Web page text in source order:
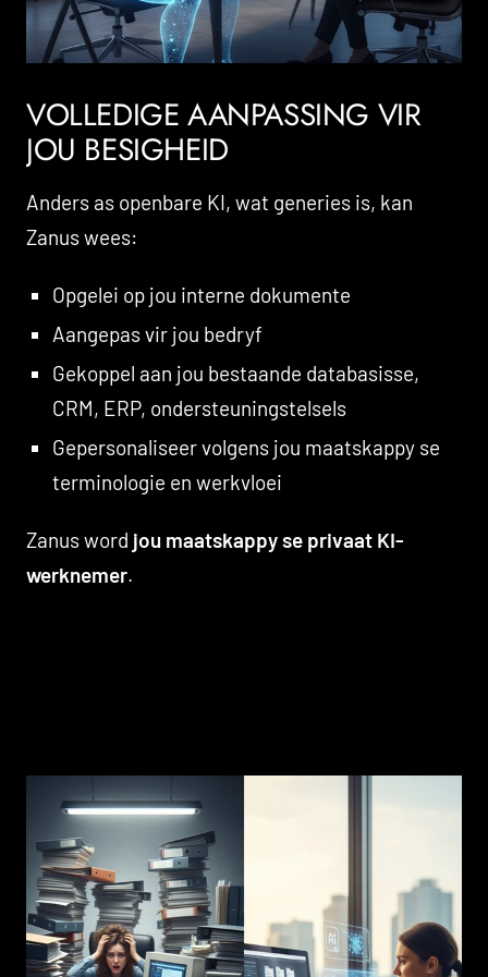
VOLLEDIGE AANPASSING VIR
JOU BESIGHEID
Anders as openbare KI, wat generies is, kan
Zanus wees:
Opgelei op jou interne dokumente
Aangepas vir jou bedryf
Gekoppel aan jou bestaande databasisse,
CRM, ERP, ondersteuningstelsels
Gepersonaliseer volgens jou maatskappy se
terminologie en werkvloei
Zanus word jou maatskappy se privaat KI-
werknemer.